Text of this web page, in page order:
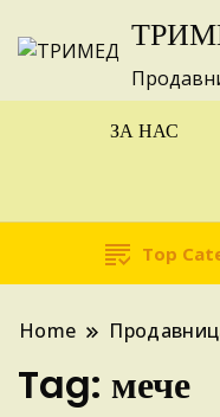
ЗА НАС
Top
Home
Tag: мече